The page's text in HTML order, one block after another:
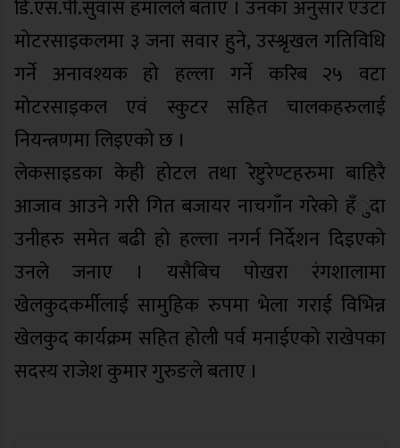
डि.एस.पी.सुवास हमालले बताए । उनका अनुसार एउटा
मोटरसाइकलमा ३ जना सवार हुने, उस्श्रृखल गतिविधि
गर्ने अनावश्यक हो हल्ला गर्ने करिब २५ वटा
मोटरसाइकल एवं स्कुटर सहित चालकहरुलाई
नियन्त्रणमा लिइएको छ ।
लेकसाइडका केही होटल तथा रेष्टुरेण्टहरुमा बाहिरै
आजाव आउने गरी गित बजायर नाचगाँन गरेको हँुदा
उनीहरु समेत बढी हो हल्ला नगर्न निर्देशन दिइएको
उनले जनाए । यसैबिच पोखरा रंगशालामा
खेलकुदकर्मीलाई सामुहिक रुपमा भेला गराई विभिन्न
खेलकुद कार्यक्रम सहित होली पर्व मनाईएको राखेपका
सदस्य राजेश कुमार गुरुङले बताए ।